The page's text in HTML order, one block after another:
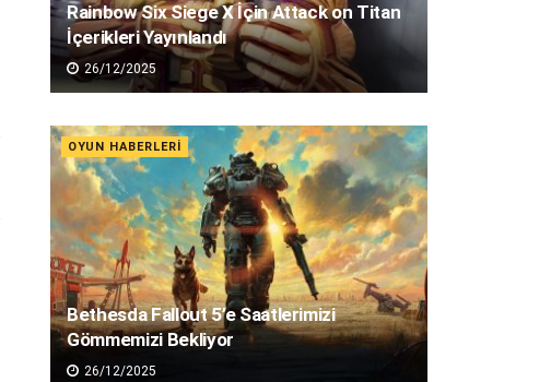
Rainbow Six Siege X İçin Attack on Titan
İçerikleri Yayınlandı
26/12/2025
OYUN HABERLERI
Bethesda Fallout 5’e Saatlerimizi
Gömmemizi Bekliyor
26/12/2025